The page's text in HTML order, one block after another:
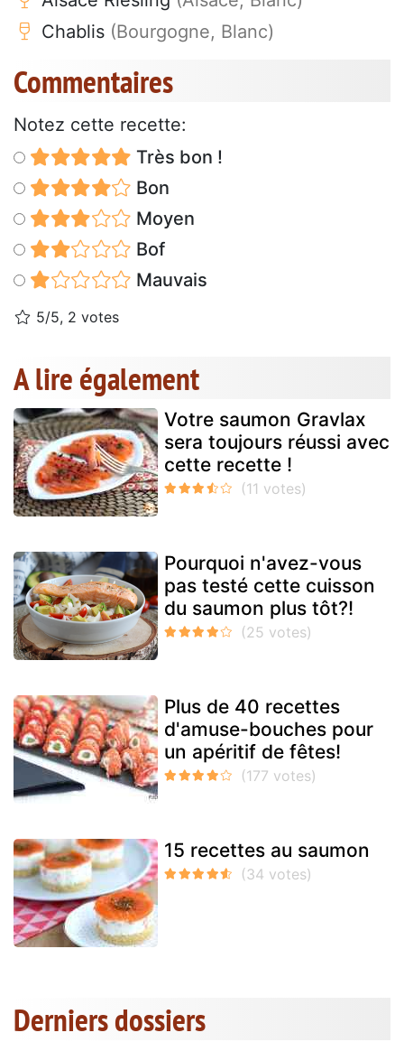
Chablis (Bourgogne, Blanc)
Commentaires
Notez cette recette:
Très bon !
Bon
Moyen
Bof
Mauvais
5/5, 2 votes
A lire également
Votre saumon Gravlax
sera toujours réussi avec
cette recette !
Pourquoi n'avez-vous
pas testé cette cuisson
du saumon plus tôt?!
Plus de 40 recettes
d'amuse-bouches pour
un apéritif de fêtes!
15 recettes au saumon
Derniers dossiers